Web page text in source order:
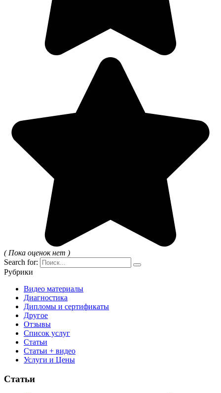
( Пока оценок нет )
Search for:
Рубрики
Видео материалы
Диагностика
Дипломы и сертификаты
Другое
Отзывы
Список услуг
Статьи
Статьи + видео
Услуги и Цены
Статьи